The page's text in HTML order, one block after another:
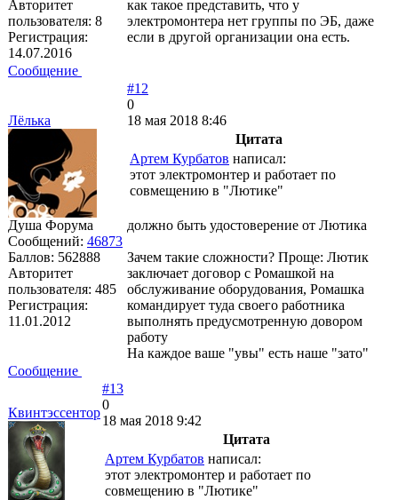
Авторитет
пользователя: 8
Регистрация:
14.07.2016
как такое представить, что у
электромонтера нет группы по ЭБ, даже
если в другой организации она есть.
Сообщение
Лёлька
Душа Форума
Сообщений: 46873
Баллов: 562888
Авторитет
пользователя: 485
Регистрация:
11.01.2012
#12
0
18 мая 2018 8:46
Цитата
Артем Курбатов написал:
этот электромонтер и работает по
совмещению в "Лютике"
должно быть удостоверение от Лютика
Зачем такие сложности? Проще: Лютик
заключает договор с Ромашкой на
обслуживание оборудования, Ромашка
командирует туда своего работника
выполнять предусмотренную довором
работу
На каждое ваше "увы" есть наше "зато"
Сообщение
Квинтэссентор
#13
0
18 мая 2018 9:42
Цитата
Артем Курбатов написал:
этот электромонтер и работает по
совмещению в "Лютике"